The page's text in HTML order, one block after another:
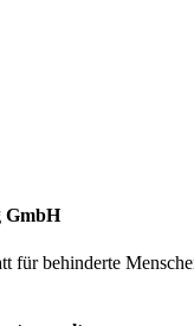
GmbH
für behinderte